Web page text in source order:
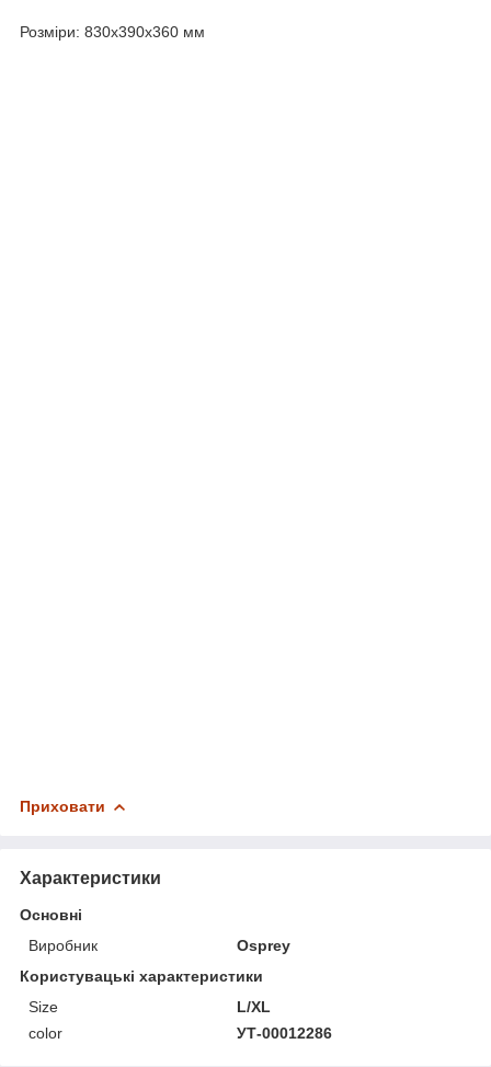
Розміри: 830x390x360 мм
Приховати
Характеристики
Основні
Виробник
Osprey
Користувацькі характеристики
Size
L/XL
color
УТ-00012286